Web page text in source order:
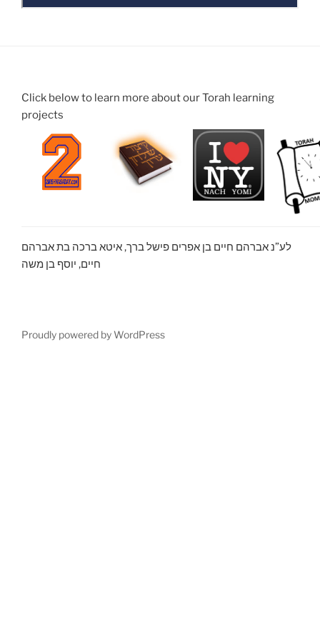
Click below to learn more about our Torah learning
projects
לע”נ אברהם חיים בן אפרים פישל ברך, איטא ברכה בת אברהם
חיים, יוסף בן משה
Proudly powered by WordPress